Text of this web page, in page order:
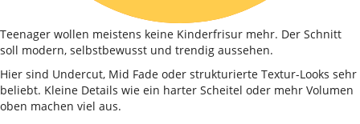
Teenager wollen meistens keine Kinderfrisur mehr. Der Schnitt
soll modern, selbstbewusst und trendig aussehen.
Hier sind Undercut, Mid Fade oder strukturierte Textur-Looks sehr
beliebt. Kleine Details wie ein harter Scheitel oder mehr Volumen
oben machen viel aus.